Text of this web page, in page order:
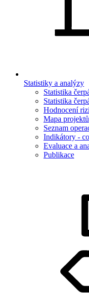
Statistiky a analýzy
Statistika
Statistika
Hodnocení
Mapa projektů
Seznam
Indikátory -
Evaluace a
Publikace